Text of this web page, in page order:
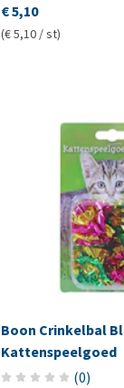
€ 5,10
(€ 5,10 / st)
Boon Crinkelbal
Kattenspeelgoed
(0)